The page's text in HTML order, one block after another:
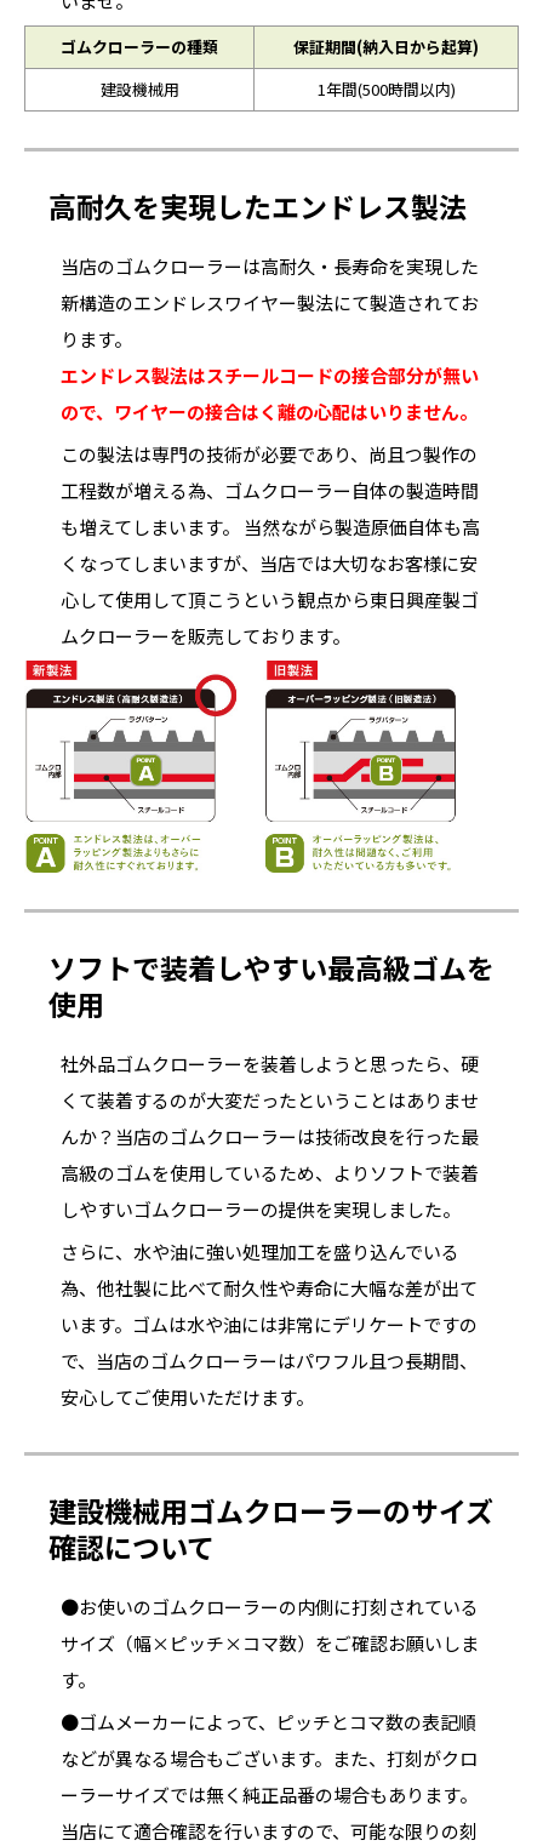
ゴムクローラーの種類
保証期間(納入日から起算)
建設機械用
1年間(500時間以内)
高耐久を実現したエンドレス製法
当店のゴムクローラーは高耐久・長寿命を実現した
新構造のエンドレスワイヤー製法にて製造されてお
ります。
エンドレス製法はスチールコードの接合部分が無い
ので、ワイヤーの接合はく離の心配はいりません。
この製法は専門の技術が必要であり、尚且つ製作の
工程数が増える為、ゴムクローラー自体の製造時間
も増えてしまいます。 当然ながら製造原価自体も高
くなってしまいますが、当店では大切なお客様に安
心して使用して頂こうという観点から東日興産製ゴ
ムクローラーを販売しております。
ソフトで装着しやすい最高級ゴムを
使用
社外品ゴムクローラーを装着しようと思ったら、硬
くて装着するのが大変だったということはありませ
んか？当店のゴムクローラーは技術改良を行った最
高級のゴムを使用しているため、よりソフトで装着
しやすいゴムクローラーの提供を実現しました。
さらに、水や油に強い処理加工を盛り込んでいる
為、他社製に比べて耐久性や寿命に大幅な差が出て
います。ゴムは水や油には非常にデリケートですの
で、当店のゴムクローラーはパワフル且つ長期間、
安心してご使用いただけます。
建設機械用ゴムクローラーのサイズ
確認について
●お使いのゴムクローラーの内側に打刻されている
サイズ（幅×ピッチ×コマ数）をご確認お願いしま
す。
●ゴムメーカーによって、ピッチとコマ数の表記順
などが異なる場合もございます。また、打刻がクロ
ーラーサイズでは無く純正品番の場合もあります。
当店にて適合確認を行いますので、可能な限りの刻